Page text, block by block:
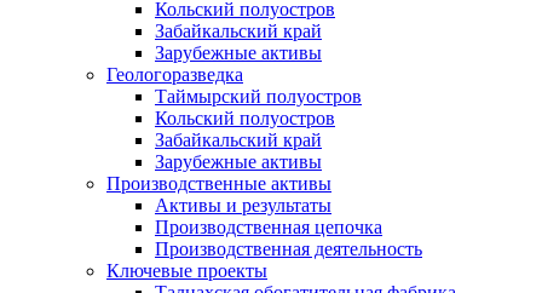
Кольский полуостров
Забайкальский край
Зарубежные активы
Геологоразведка
Таймырский полуостров
Кольский полуостров
Забайкальский край
Зарубежные активы
Производственные активы
Активы и результаты
Производственная цепочка
Производственная деятельность
Ключевые проекты